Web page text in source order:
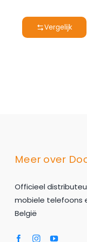
was:
€ 599,00.
Vergelijk
Meer over
Officieel
mobiele telefoons
België